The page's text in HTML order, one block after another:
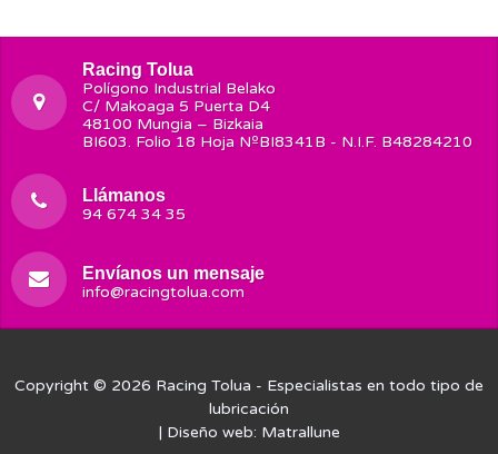
Racing Tolua
Polígono Industrial Belako
C/ Makoaga 5 Puerta D4
48100 Mungia – Bizkaia
BI603. Folio 18 Hoja NºBI8341B - N.I.F. B48284210
Llámanos
94 674 34 35
Envíanos un mensaje
info@racingtolua.com
Copyright © 2026 Racing Tolua - Especialistas en todo tipo de
lubricación
| Diseño web: Matrallune